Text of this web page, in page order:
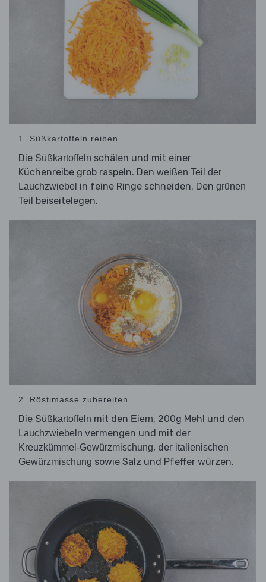
1. Süßkartoffeln reiben
Die Süßkartoffeln schälen und mit einer
Küchenreibe grob raspeln. Den weißen Teil der
Lauchzwiebel in feine Ringe schneiden. Den grünen
Teil beiseitelegen.
2. Röstimasse zubereiten
Die Süßkartoffeln mit den Eiern, 200g Mehl und den
Lauchzwiebeln vermengen und mit der
Kreuzkümmel-Gewürzmischung, der italienischen
Gewürzmischung sowie Salz und Pfeffer würzen.